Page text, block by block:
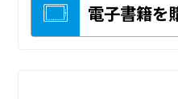
電子書籍を